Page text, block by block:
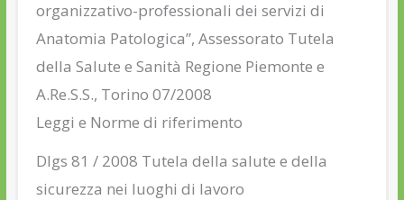
organizzativo-professionali dei servizi di
Anatomia Patologica”, Assessorato Tutela
della Salute e Sanità Regione Piemonte e
A.Re.S.S., Torino 07/2008
Leggi e Norme di riferimento
Dlgs 81 / 2008 Tutela della salute e della
sicurezza nei luoghi di lavoro